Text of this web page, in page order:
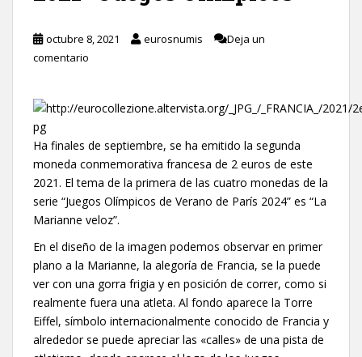
octubre 8, 2021 eurosnumis
Deja un
comentario
Ha finales de septiembre, se ha emitido la segunda
moneda conmemorativa francesa de 2 euros de este
2021. El tema de la primera de las cuatro monedas de la
serie “Juegos Olímpicos de Verano de París 2024” es “La
Marianne veloz”.
En el diseño de la imagen podemos observar en primer
plano a la Marianne, la alegoría de Francia, se la puede
ver con una gorra frigia y en posición de correr, como si
realmente fuera una atleta. Al fondo aparece la Torre
Eiffel, símbolo internacionalmente conocido de Francia y
alrededor se puede apreciar las «calles» de una pista de